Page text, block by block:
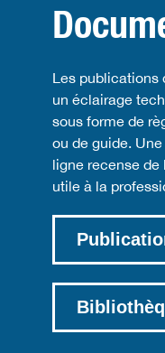
Les publications
un éclairage
sous forme de
ou de guide.
ligne recense
utile à la